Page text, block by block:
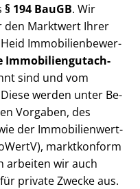
§ 194 BauGB. Wir
den Marktwert Ihrer
Im­mo­bi­li­en­be­wer­
Im­mo­bi­li­en­gut­ach­
sind und vom
werden unter Be­
Vorgaben, des
der Im­mo­bi­li­en­wert­
marktkonform
arbeiten wir auch
für private Zwecke aus.